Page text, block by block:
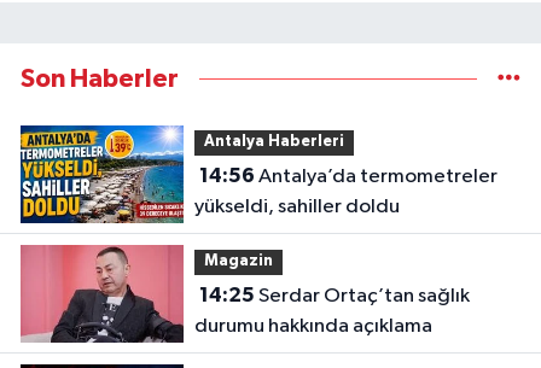
Son Haberler
Antalya Haberleri
14:56
yükseldi, sahiller doldu
Magazin
14:25
durumu hakkında açıklama